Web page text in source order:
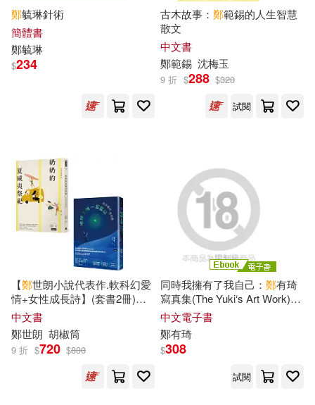
富堅義博(14) 席晴(14)
愁いち(14) 松井優征(14)
蔡小雀(14)
鄭多強(14)
鄭州市地方史志辦公室(14)
鄭心媚(14) 鄭政誠(14)
鄭玉波(14) 鄭育龍(14)
馬可孛羅(49) 千華駐科技(48)
北京聯合出版公司(47)
江蘇文藝出版社(47)
法律出版社(47)
生活‧讀書‧新知三聯書店(47)
上海人民美術出版社(46)
中國政法大學出版社(46)
鄭毓琳針術
簡體書
鄭毓琳
$234
古木故事： 鄭範錫的人生智慧
散文
中文書
鄭範錫 沈梅玉
9 折 $288 $320
試閱
【鄭世朗小說代表作.軟科幻愛
情+女性成長詩】(套書2冊)：
《地球上唯一的韓亞》、《奶
奶的夏威夷祭祀》
中文書
鄭世朗 胡椒筒
9 折 $720 $800
同時我擁有了我自己： 鄭有琦
寫真集(The Yuki‘s Art Work)
(電子書)
中文電子書
鄭有琦
$308
試閱